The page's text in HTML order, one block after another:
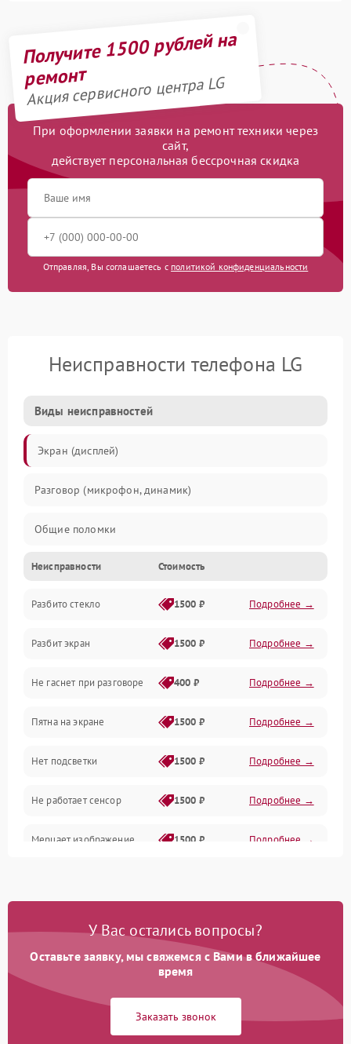
Получите 1500 рублей на
ремонт
Акция сервисного центра LG
При оформлении заявки на ремонт техники через
сайт,
действует персональная бессрочная скидка
Отправляя, Вы соглашаетесь с политикой конфиденциальности
Неисправности телефона LG
Виды неисправностей
Экран (дисплей)
Разговор (микрофон, динамик)
Общие поломки
Проблемы связи
Камеры
Проблемы с дисплеем и сенсором
Зарядка
Проблемы с питанием, зарядкой и аккумулятором
Проблемы с работой системы, корпусом и другие
Неисправности Стоимость
Разбито стекло 1500 ₽ Подробнее →
Разбит экран 1500 ₽ Подробнее →
Не гаснет при разговоре 400 ₽ Подробнее →
Пятна на экране 1500 ₽ Подробнее →
Нет подсветки 1500 ₽ Подробнее →
Не работает сенсор 1500 ₽ Подробнее →
Мерцает изображение 1500 ₽ Подробнее →
У Вас остались вопросы?
Оставьте заявку, мы свяжемся с Вами в ближайшее
время
Заказать звонок